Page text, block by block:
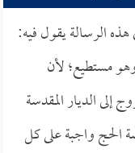
هذه الرسالة يقول فيه:
مستطيع؛ لأن
الديار المقدسة
الحج واجبة على كل